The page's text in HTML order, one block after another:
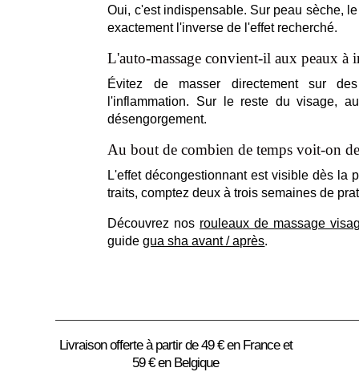
Oui, c'est indispensable. Sur peau sèche,
exactement l'inverse de l'effet recherché.
L'auto-massage convient-il aux peaux à
Évitez de masser directement sur
l'inflammation. Sur le reste du visage,
désengorgement.
Au bout de combien de temps voit-on
L'effet décongestionnant est visible dès la
traits, comptez deux à trois semaines de
Découvrez nos rouleaux de massage
guidegua sha avant / après.
Livraison offerte à partir de 49 € en France et
59 € en Belgique